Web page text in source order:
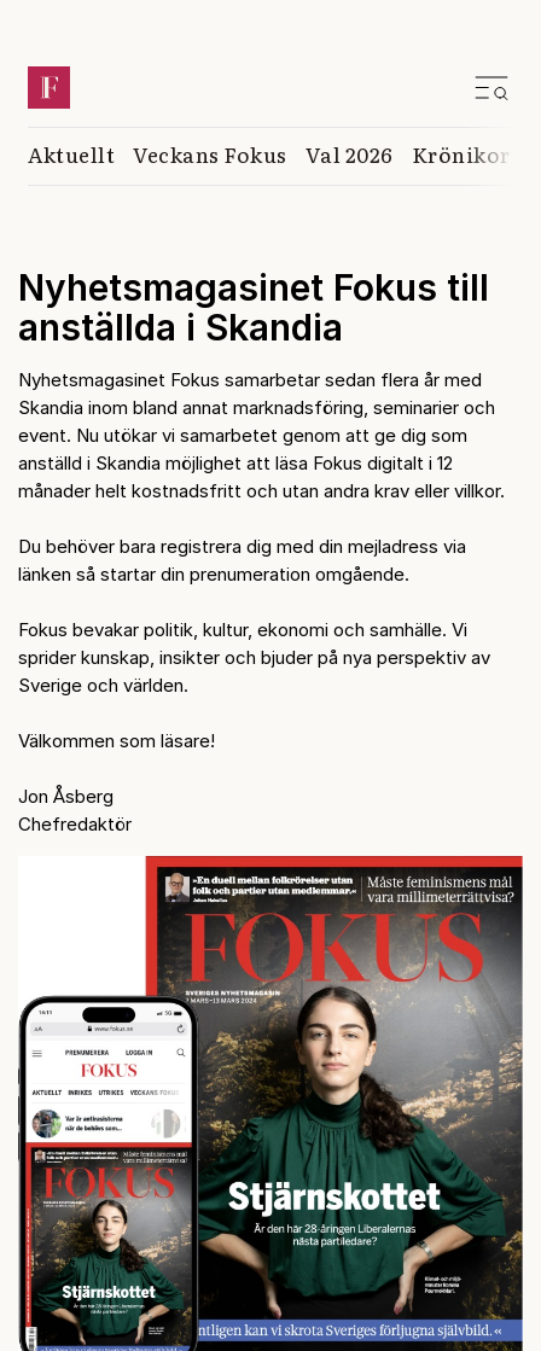
Aktuellt Veckans Fokus Val 2026 Krönikor
Nyhetsmagasinet Fokus till
anställda i Skandia
Nyhetsmagasinet Fokus samarbetar sedan flera år med
Skandia inom bland annat marknadsföring, seminarier och
event. Nu utökar vi samarbetet genom att ge dig som
anställd i Skandia möjlighet att läsa Fokus digitalt i 12
månader helt kostnadsfritt och utan andra krav eller villkor.
Du behöver bara registrera dig med din mejladress via
länken så startar din prenumeration omgående.
Fokus bevakar politik, kultur, ekonomi och samhälle. Vi
sprider kunskap, insikter och bjuder på nya perspektiv av
Sverige och världen.
Välkommen som läsare!
Jon Åsberg
Chefredaktör